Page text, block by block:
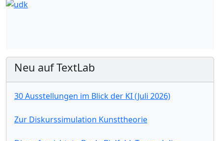
Neu auf TextLab
30 Ausstellungen im Blick der KI (Juli 2026)
Zur Diskurssimulation Kunsttheorie